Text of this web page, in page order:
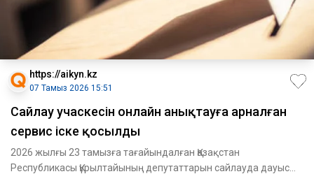
https://aikyn.kz
07 Тамыз 2026 15:51
Сайлау учаскесін онлайн анықтауға арналған
сервис іске қосылды
2026 жылғы 23 тамызға тағайындалған Қазақстан
Республикасы Құрылтайының депутаттарын сайлауда дауыс